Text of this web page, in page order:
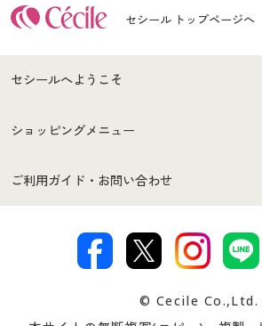
セシール トップページへ
セシールへようこそ
はじめての方へ
セシールご利用規約
著作権・商標について 会社案内
ショッピングメニュー
商品カテゴリ
ご利用ガイド・お問い合わせ
交換・返品は お支払は
© Cecile Co.,Ltd.